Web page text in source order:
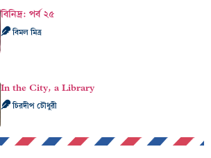
বিনিদ্র: পর্ব ২৫
বিমল মিত্র
In the City, a Library
চিরদীপ চৌধুরী